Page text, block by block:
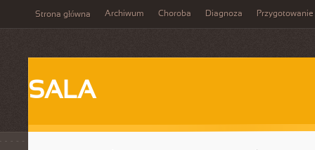
Strona główna Archiwum Choroba Diagnoza Przygotowanie
SALA